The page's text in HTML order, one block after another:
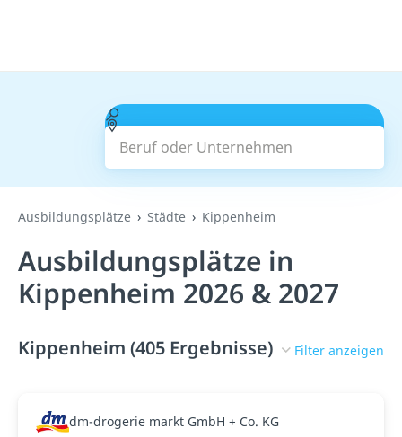
Beruf oder Unternehmen
Suchen
Ausbildungsplätze Städte Kippenheim
Ausbildungsplätze in
Kippenheim 2026 & 2027
Kippenheim (405 Ergebnisse) Filter anzeigen
dm-drogerie markt GmbH + Co. KG